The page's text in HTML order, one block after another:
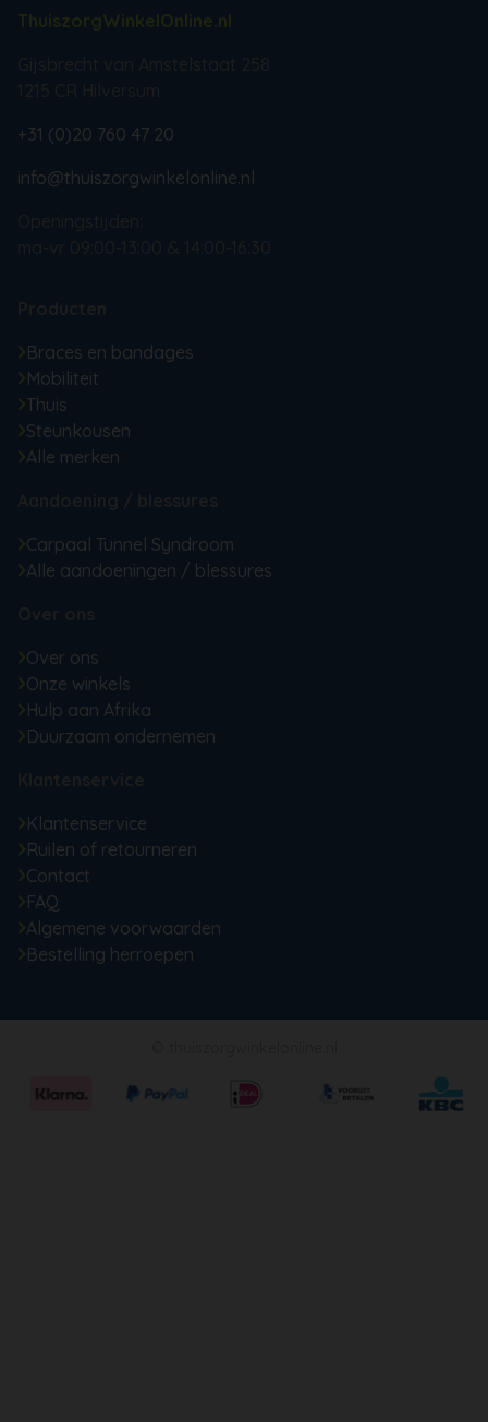
+31 (0)20 760 47 20
info@thuiszorgwinkelonline.nl
Braces en bandages
Mobiliteit
Thuis
Steunkousen
Alle merken
Carpaal Tunnel Syndroom
Alle aandoeningen / blessures
Over ons
Onze winkels
Hulp aan Afrika
Duurzaam ondernemen
Klantenservice
Ruilen of retourneren
Contact
FAQ
Algemene voorwaarden
Bestelling herroepen